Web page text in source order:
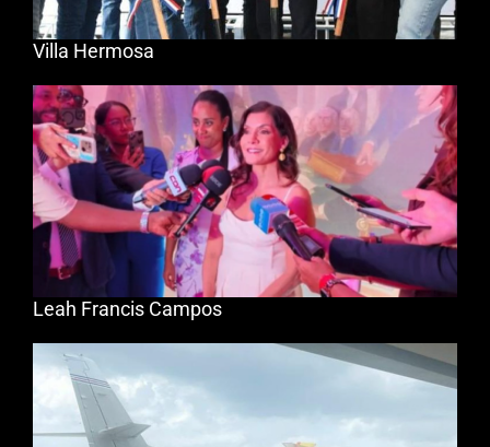
Villa Hermosa
Leah Francis Campos